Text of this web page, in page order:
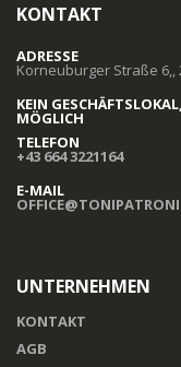
KONTAKT
ADRESSE
Korneuburger Straße 6,,
KEIN
MÖGLICH
TELEFON
+43 664 3221164
E-MAIL
UNTERNEHMEN
KONTAKT
AGB